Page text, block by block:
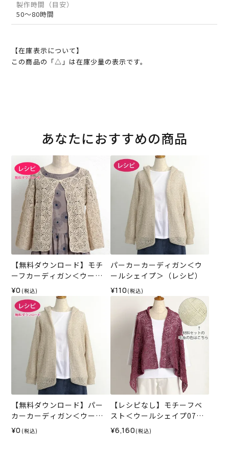
製作時間（目安）
50～80時間
【在庫表示について】
この商品の「△」は在庫少量の表示です。
あなたにおすすめの商品
【無料ダウンロード】モチ
ーフカーディガン＜ウール
シェイプ＞（レシピ）
¥0 (税込)
パーカーカーディガン＜ウ
ールシェイプ＞（レシピ）
¥110 (税込)
【無料ダウンロード】パー
カーカーディガン＜ウール
シェイプ＞（レシピ）
¥0 (税込)
【レシピなし】モチーフベ
スト＜ウールシェイプ07BE
＞（編み物 材料セット）
¥6,160 (税込)